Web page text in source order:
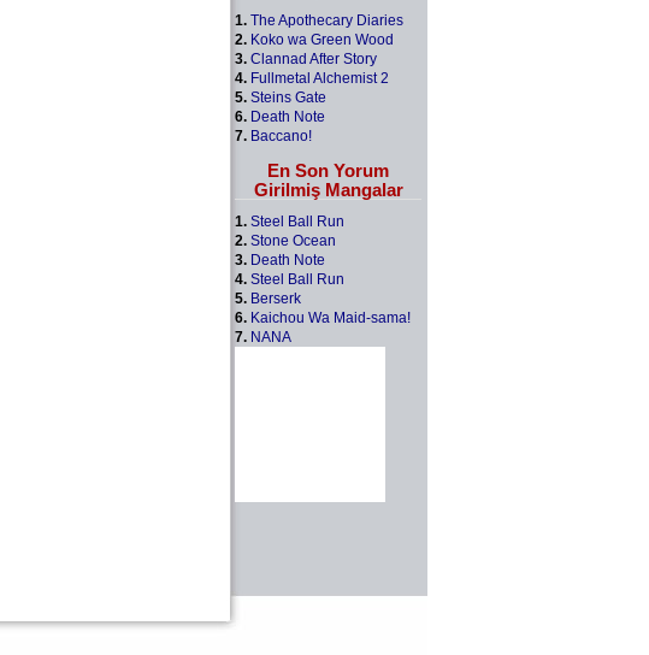
1. The Apothecary Diaries
2. Koko wa Green Wood
3. Clannad After Story
4. Fullmetal Alchemist 2
5. Steins Gate
6. Death Note
7. Baccano!
En Son Yorum
Girilmiş Mangalar
1. Steel Ball Run
2. Stone Ocean
3. Death Note
4. Steel Ball Run
5. Berserk
6. Kaichou Wa Maid-sama!
7. NANA